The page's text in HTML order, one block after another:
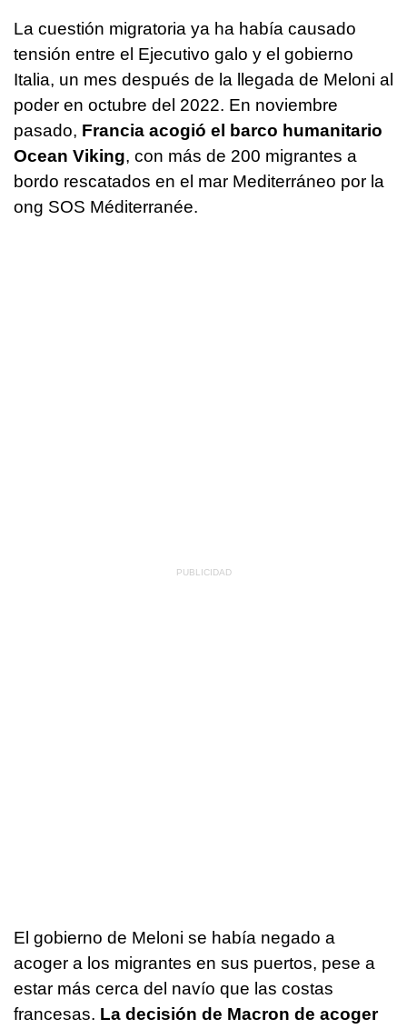
La cuestión migratoria ya ha había causado
tensión entre el Ejecutivo galo y el gobierno
Italia, un mes después de la llegada de Meloni al
poder en octubre del 2022. En noviembre
pasado, Francia acogió el barco humanitario
Ocean Viking, con más de 200 migrantes a
bordo rescatados en el mar Mediterráneo por la
ong SOS Méditerranée.
El gobierno de Meloni se había negado a
acoger a los migrantes en sus puertos, pese a
estar más cerca del navío que las costas
francesas. La decisión de Macron de acoger